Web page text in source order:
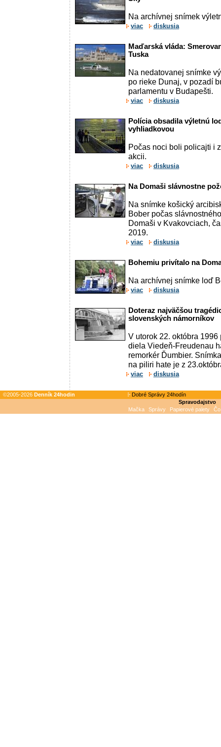
Na archívnej snímek
viac diskusia
Maďarská vláda:
Tuska
Na nedatovanej snímke
po rieke Dunaj, v pozadí
parlamentu v Budapešti.
viac diskusia
Polícia obsadila výletnú
vyhliadkovou
Počas noci boli policajti i
akcii.
viac diskusia
Na Domaši slávnostne
Na snímke košický
Bober počas
Domaši v Kvakovciach,
2019.
viac diskusia
Bohemiu privítalo na
Na archívnej snímke loď
viac diskusia
Doteraz najväčšou
slovenských námorníkov
V utorok 22. októbra
diela Viedeň-Freudenau
remorkér Ďumbier.
na piliri hate je z
viac diskusia
©2005-2026 Denník 24hodin
Dobré Správy 24hodín
Spravodajstvo
Mačka
Správy Papierové palety